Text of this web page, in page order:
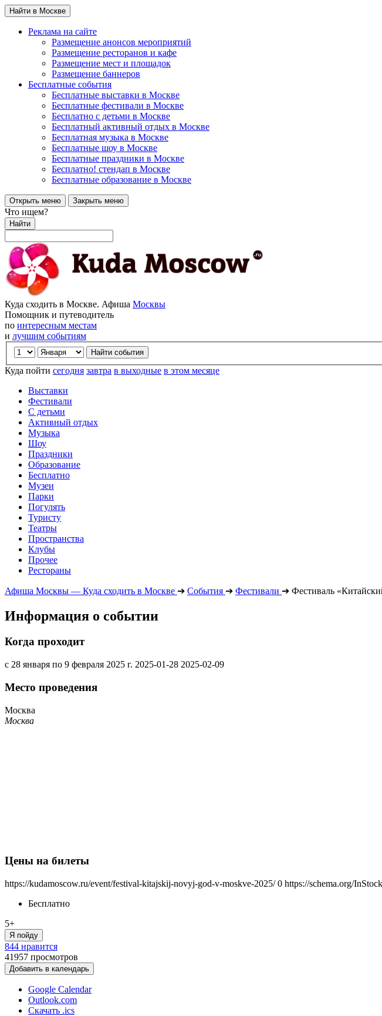
Найти в Москве
Реклама на сайте
Размещение анонсов мероприятий
Размещение ресторанов и кафе
Размещение мест и площадок
Размещение баннеров
Бесплатные события
Бесплатные выставки в Москве
Бесплатные фестивали в Москве
Бесплатно с детьми в Москве
Бесплатный активный отдых в Москве
Бесплатная музыка в Москве
Бесплатные шоу в Москве
Бесплатные праздники в Москве
Бесплатно! стендап в Москве
Бесплатные образование в Москве
Открыть меню Закрыть меню
Что ищем?
Найти
Куда сходить в Москве. Афиша Москвы
Помощник и путеводитель
по интересным местам
и лучшим событиям
Куда пойти сегодня завтра в выходные в этом месяце
Выставки
Фестивали
С детьми
Активный отдых
Музыка
Шоу
Праздники
Образование
Бесплатно
Музеи
Парки
Погулять
Туристу
Театры
Пространства
Клубы
Прочее
Рестораны
Афиша Москвы — Куда сходить в Москве ➔ События ➔ Фестивали ➔ Фестиваль
Информация о событии
Когда проходит
с 28 января по 9 февраля 2025 г. 2025-01-28 2025-02-09
Место проведения
Москва
Москва
Цены на билеты
https://kudamoscow.ru/event/festival-kitajskij-novyj-god-v-moskve-2025/ 0 https://schema.org/InStock
Бесплатно
5+
Я пойду
844 нравится
41957 просмотров
Добавить в календарь
Google Calendar
Outlook.com
Скачать .ics